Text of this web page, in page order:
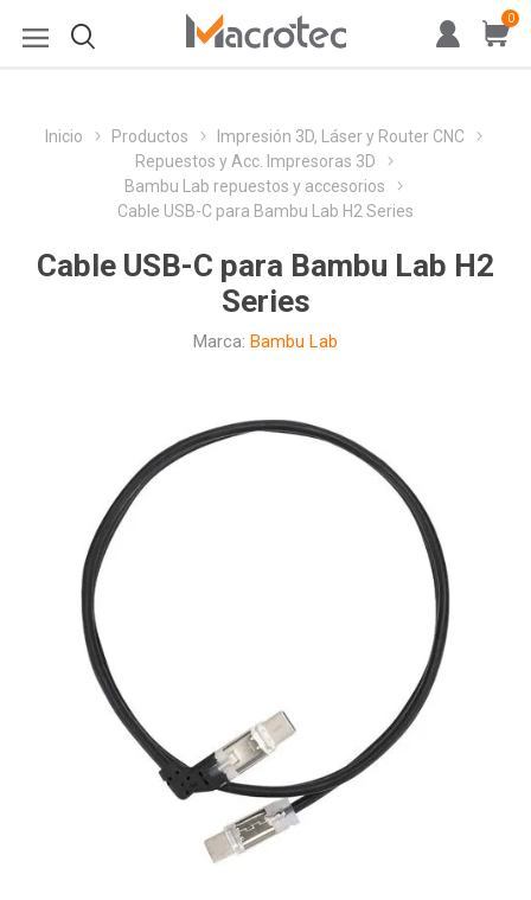
0
Inicio Productos
Impresión 3D, Láser y Router CNC
Repuestos y Acc. Impresoras 3D
Bambu Lab repuestos y accesorios
Cable USB-C para Bambu Lab H2 Series
Cable USB-C para Bambu Lab H2
Series
Marca: Bambu Lab